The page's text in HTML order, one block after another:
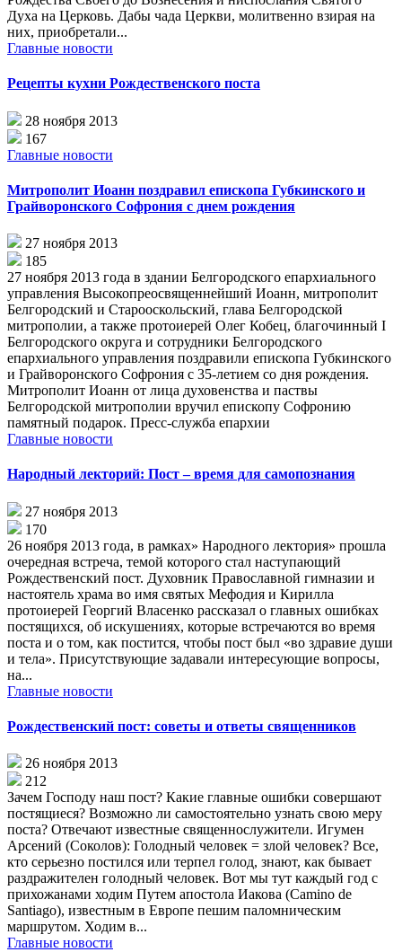
Духа на Церковь. Дабы чада Церкви, молитвенно взирая на
них, приобретали...
Главные новости
Рецепты кухни Рождественского поста
28 ноября 2013
167
Главные новости
Митрополит Иоанн поздравил епископа Губкинского и
Грайворонского Софрония с днем рождения
27 ноября 2013
185
27 ноября 2013 года в здании Белгородского епархиального
управления Высокопреосвященнейший Иоанн, митрополит
Белгородский и Старооскольский, глава Белгородской
митрополии, а также протоиерей Олег Кобец, благочинный I
Белгородского округа и сотрудники Белгородского
епархиального управления поздравили епископа Губкинского
и Грайворонского Софрония с 35-летием со дня рождения.
Митрополит Иоанн от лица духовенства и паствы
Белгородской митрополии вручил епископу Софронию
памятный подарок. Пресс-служба епархии
Главные новости
Народный лекторий: Пост – время для самопознания
27 ноября 2013
170
26 ноября 2013 года, в рамках» Народного лектория» прошла
очередная встреча, темой которого стал наступающий
Рождественский пост. Духовник Православной гимназии и
настоятель храма во имя святых Мефодия и Кирилла
протоиерей Георгий Власенко рассказал о главных ошибках
постящихся, об искушениях, которые встречаются во время
поста и о том, как постится, чтобы пост был «во здравие души
и тела». Присутствующие задавали интересующие вопросы,
на...
Главные новости
Рождественский пост: советы и ответы священников
26 ноября 2013
212
Зачем Господу наш пост? Какие главные ошибки совершают
постящиеся? Возможно ли самостоятельно узнать свою меру
поста? Отвечают известные священнослужители. Игумен
Арсений (Соколов): Голодный человек = злой человек? Все,
кто серьезно постился или терпел голод, знают, как бывает
раздражителен голодный человек. Вот мы тут каждый год с
прихожанами ходим Путем апостола Иакова (Camino de
Santiago), известным в Европе пешим паломническим
маршрутом. Ходим в...
Главные новости